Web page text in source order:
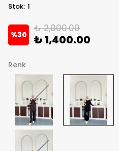
Stok: 1
%30
₺ 2,000.00
₺ 1,400.00
Renk